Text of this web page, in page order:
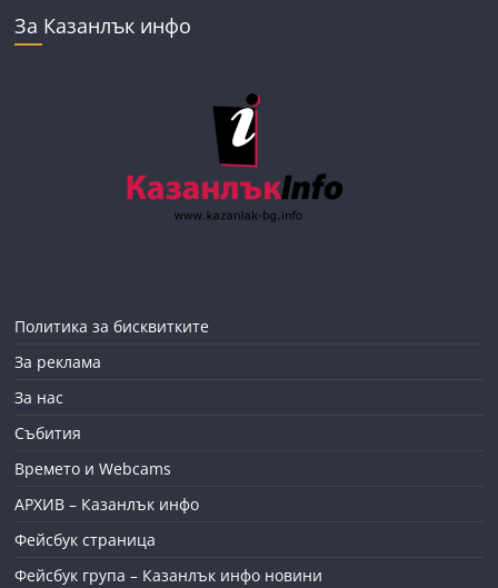
За Казанлък инфо
Политика за бисквитките
За реклама
За нас
Събития
Времето и Webcams
АРХИВ – Казанлък инфо
Фейсбук страница
Фейсбук група – Казанлък инфо новини